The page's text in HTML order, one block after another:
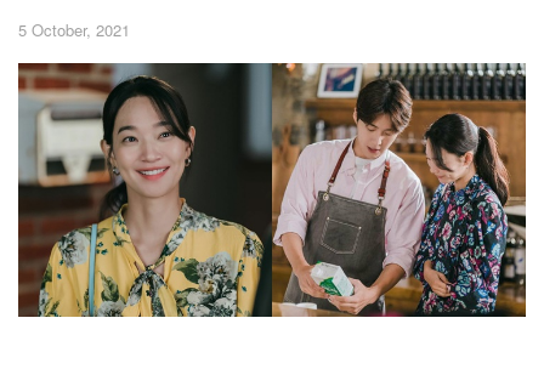
5 October, 2021